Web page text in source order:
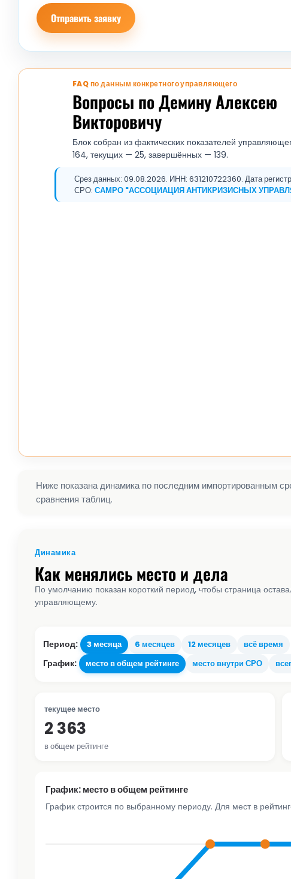
Отправить заявку
FAQ по данным конкретного управляющего
Вопросы по Демину Алексею
Викторовичу
Блок собран из фактических показателей
164, текущих — 25, завершённых — 139.
Срез данных: 09.08.2026. ИНН: 631210722360. Дата
СРО: САМРО "АССОЦИАЦИЯ АНТИКРИЗИСНЫХ
Ниже показана динамика по последним импортированным
сравнения таблиц.
Динамика
Как менялись место и дела
По умолчанию показан короткий период, чтобы страница
управляющему.
Период: 3 месяца 6 месяцев 12 месяцев всё время
График: место в общем рейтинге место внутри СРО
текущее место
2 363
в общем рейтинге
График: место в общем рейтинге
График строится по выбранному периоду. Для мест в